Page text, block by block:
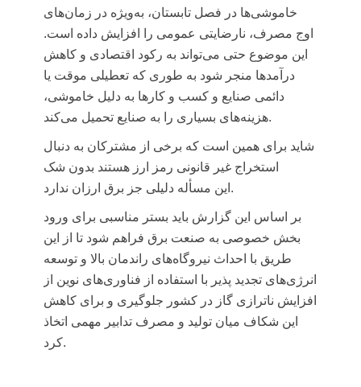
خاموشی‌ها در فصل تابستان، به‌ویژه در زمان‌های
اوج مصرف، نارضایتی عمومی را افزایش داده است.
این موضوع حتی می‌تواند به رکود اقتصادی و کاهش
درآمدها منجر شود به طوری که تعطیلی موقت یا
دائمی صنایع و کسب و کارها به دلیل خاموشی،
هزینه‌های بسیاری را به صنایع تحمیل می‌کند.
شاید برای همین است که برخی از مشترکان به دنبال
استخراج غیر قانونی رمز ارز هستند بدون شک
این مسأله دلیلی جز برق ارزان ندارد.
بر اساس این گزارش باید بستر مناسبی برای ورود
بخش خصوصی به صنعت برق فراهم شود تا از این
طریق با احداث نیروگاه‌های راندمان بالا و توسعه
انرژی‌های تجدید پذیر با استفاده از فناوری‌های نوین از
افزایش ناترازی گاز در کشور جلوگیری و برای کاهش
این شکاف میان تولید و مصرف تدابیر مهمی اتخاذ
کرد.